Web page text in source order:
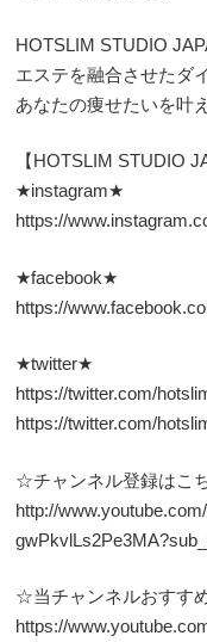
HOTSLIM STUDIO
エステを融合させたダ
あなたの痩せたいを叶
【HOTSLIM STUDIO
★instagram★
https://
★facebook★
https://
★twitter★
https://twitter.com/
https://twitter.com/
☆チャンネル登録はこ
http://
☆当チャンネルおすす
https://